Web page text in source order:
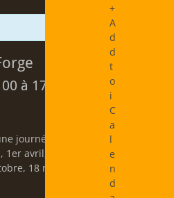
à 17 h 00
journée d’initiation à la forge
avril, 13 mai, 10 juin, 29
18 novembre et 9
+
A
d
d
t
o
i
C
a
l
e
n
d